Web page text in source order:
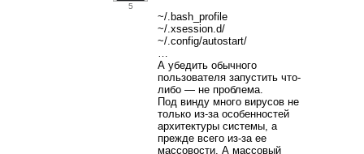
5
~/.bash_profile
~/.xsession.d/
~/.config/autostart/
…
А убедить обычного
пользователя запустить что-
либо — не проблема.
Под винду много вирусов не
только из-за особенностей
архитектуры системы, а
прежде всего из-за ее
массовости. А массовый